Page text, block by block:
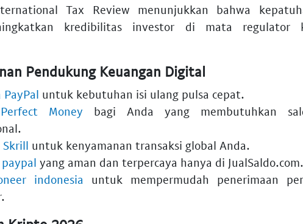
Tax Review menunjukkan bahwa
kredibilitas investor di mata regulator
Pendukung Keuangan Digital
PayPal untuk kebutuhan isi ulang pulsa cepat.
Money bagi Anda yang membutuhkan
Skrill untuk kenyamanan transaksi global Anda.
yang aman dan terpercaya hanya di JualSaldo.com.
indonesia untuk mempermudah penerimaan